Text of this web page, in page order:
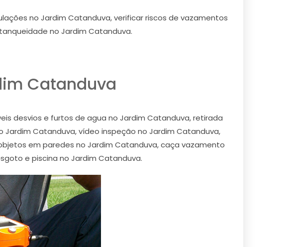
no Jardim Catanduva, verificar riscos de vazamentos
no Jardim Catanduva.
Catanduva
desvios e furtos de agua no Jardim Catanduva, retirada
Catanduva, vídeo inspeção no Jardim Catanduva,
em paredes no Jardim Catanduva, caça vazamento
e piscina no Jardim Catanduva.